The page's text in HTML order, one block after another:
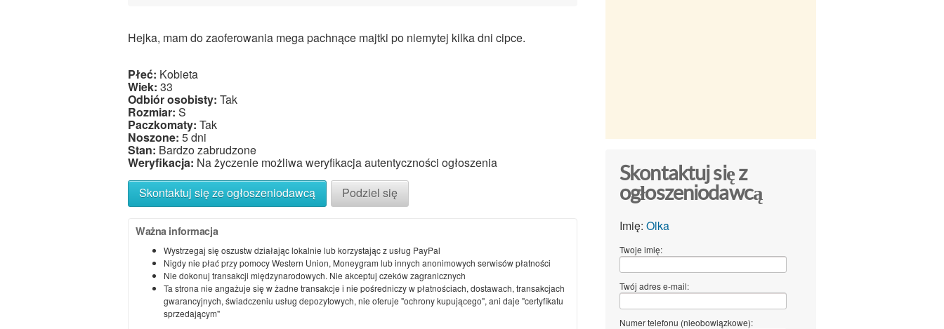
Hejka, mam do zaoferowania mega pachnące majtki po niemytej kilka dni cipce.
Płeć: Kobieta
Wiek: 33
Odbiór osobisty: Tak
Rozmiar: S
Paczkomaty: Tak
Noszone: 5 dni
Stan: Bardzo zabrudzone
Weryfikacja: Na życzenie możliwa weryfikacja autentyczności ogłoszenia
Skontaktuj się ze ogłoszeniodawcą
Podziel się
Ważna informacja
Wystrzegaj się oszustw działając lokalnie lub korzystając z usług PayPal
Nigdy nie płać przy pomocy Western Union, Moneygram lub innych anonimowych serwisów płatności
Nie dokonuj transakcji międzynarodowych. Nie akceptuj czeków zagranicznych
Ta strona nie angażuje się w żadne transakcje i nie pośredniczy w płatnościach, dostawach, transakcjach
gwarancyjnych, świadczeniu usług depozytowych, nie oferuje "ochrony kupującego", ani daje "certyfikatu
sprzedającym"
Skontaktuj się z
ogłoszeniodawcą
Imię: Olka
Twoje imię:
Twój adres e-mail:
Numer telefonu (nieobowiązkowe):